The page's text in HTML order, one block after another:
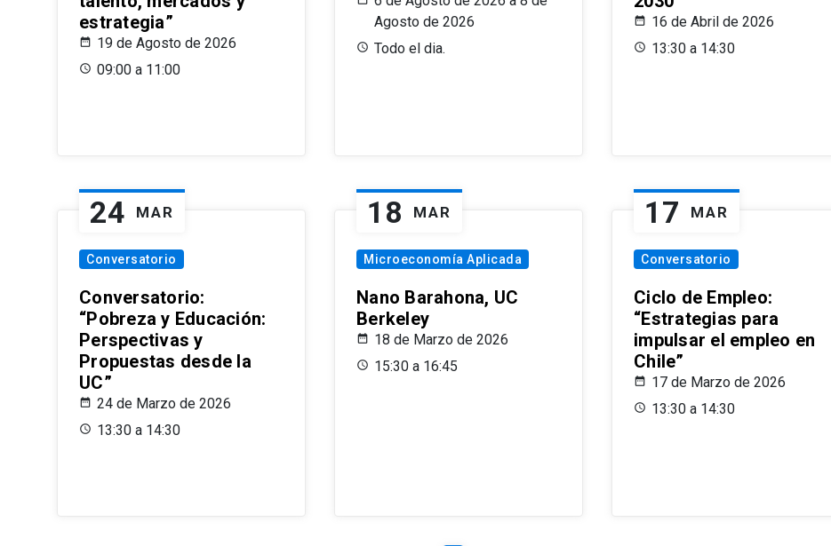
estrategia”
19 de Agosto de 2026
09:00 a 11:00
Agosto de 2026
Todo el dia.
16 de Abril de 2026
13:30 a 14:30
24 MAR
Conversatorio
Conversatorio:
“Pobreza y Educación:
Perspectivas y
Propuestas desde la
UC”
24 de Marzo de 2026
13:30 a 14:30
18 MAR
Microeconomía Aplicada
Nano Barahona, UC
Berkeley
18 de Marzo de 2026
15:30 a 16:45
17 MAR
Conversatorio
Ciclo de Empleo:
“Estrategias para
impulsar el empleo en
Chile”
17 de Marzo de 2026
13:30 a 14:30